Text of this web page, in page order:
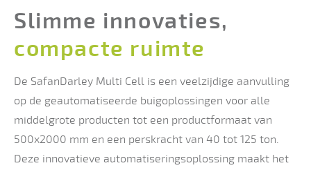
Slimme innovaties,
compacte ruimte
De SafanDarley Multi Cell is een veelzijdige aanvulling
op de geautomatiseerde buigoplossingen voor alle
middelgrote producten tot een productformaat van
500x2000 mm en een perskracht van 40 tot 125 ton.
Deze innovatieve automatiseringsoplossing maakt het